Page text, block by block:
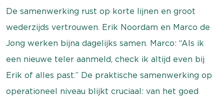
De samenwerking rust op korte lijnen en groot
wederzijds vertrouwen. Erik Noordam en Marco de
Jong werken bijna dagelijks samen. Marco: “Als ik
een nieuwe teler aanmeld, check ik altijd even bij
Erik of alles past.” De praktische samenwerking op
operationeel niveau blijkt cruciaal: van het goed